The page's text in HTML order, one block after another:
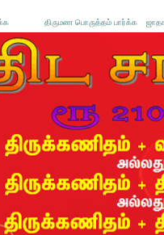
திருமண பொருத்தம் பார்க்க